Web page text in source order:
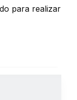
para realizar